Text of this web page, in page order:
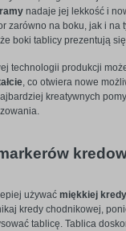
nadaje jej lekkość i
zarówno na boku, jak i na
boki tablicy prezentują
technologii produkcji
, co otwiera nowe
kreatywnych
używać miękkiej
kredy chodnikowej,
tablicę. Tablica